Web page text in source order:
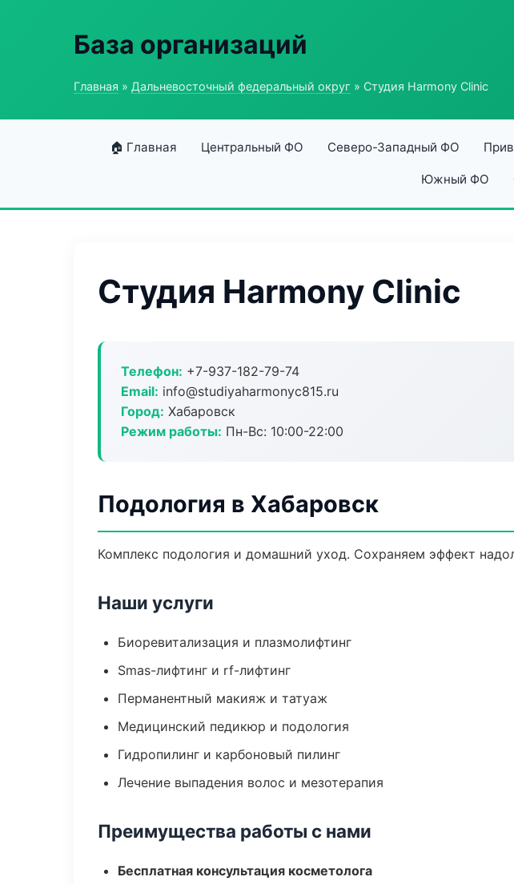
База организаций
Главная » Дальневосточный федеральный округ » Студия Harmony Clinic
🏠 Главная Центральный ФО Северо-Западный ФО
Южный ФО
Студия Harmony Clinic
Телефон: +7-937-182-79-74
Email: info@studiyaharmonyc815.ru
Город: Хабаровск
Режим работы: Пн-Вс: 10:00-22:00
Подология в Хабаровск
Комплекс подология и домашний уход. Сохраняем эффект
Наши услуги
Биоревитализация и плазмолифтинг
Smas-лифтинг и rf-лифтинг
Перманентный макияж и татуаж
Медицинский педикюр и подология
Гидропилинг и карбоновый пилинг
Лечение выпадения волос и мезотерапия
Преимущества работы с нами
Бесплатная консультация косметолога